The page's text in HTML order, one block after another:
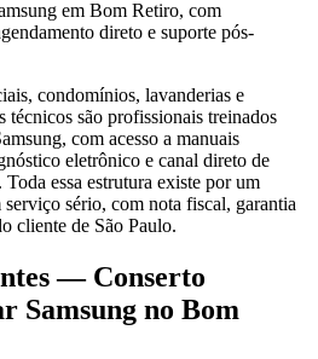
em Bom Retiro, com
direto e suporte pós-
condomínios, lavanderias e
técnicos são profissionais treinados
com acesso a manuais
eletrônico e canal direto de
essa estrutura existe por um
sério, com nota fiscal, garantia
cliente de São Paulo.
— Conserto
Samsung no Bom